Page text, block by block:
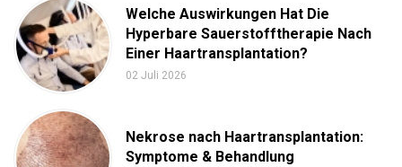
Welche Auswirkungen Hat Die
Hyperbare Sauerstofftherapie Nach
Einer Haartransplantation?
02 Juli 2026
Nekrose nach Haartransplantation:
Symptome & Behandlung